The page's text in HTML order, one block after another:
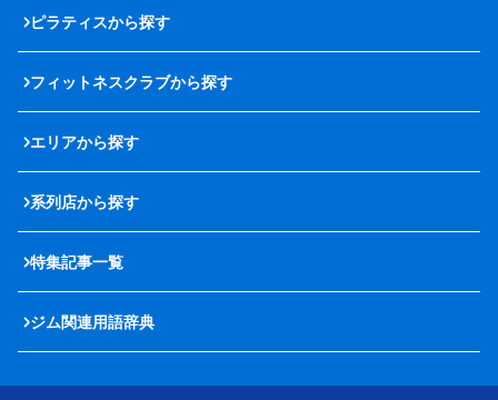
ピラティスから探す
フィットネスクラブから探す
エリアから探す
系列店から探す
特集記事一覧
ジム関連用語辞典